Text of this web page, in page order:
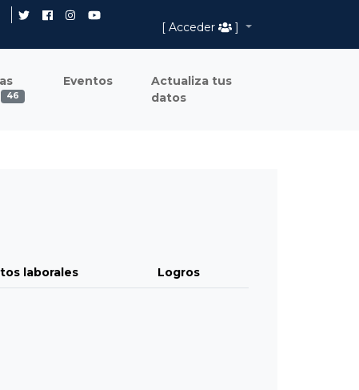
[ Acceder
]
46
Eventos
Actualiza tus
datos
laborales Logros